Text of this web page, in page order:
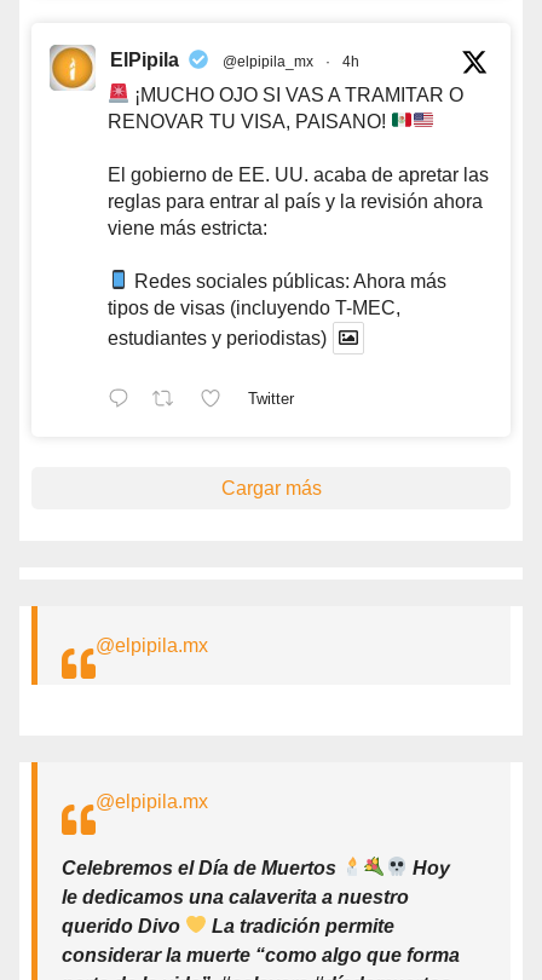
ElPipila @elpipila_mx · 4h
¡MUCHO OJO SI VAS A TRAMITAR O
RENOVAR TU VISA, PAISANO!
El gobierno de EE. UU. acaba de apretar las
reglas para entrar al país y la revisión ahora
viene más estricta:
Redes sociales públicas: Ahora más
tipos de visas (incluyendo T-MEC,
estudiantes y periodistas)
Twitter
Cargar más
@elpipila.mx
@elpipila.mx
Celebremos el Día de Muertos
Hoy
le dedicamos una calaverita a nuestro
querido Divo
La tradición permite
considerar la muerte “como algo que forma